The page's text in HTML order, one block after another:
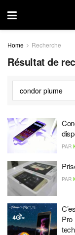
Home Recherche
Résultat de
PAR
PAR
Pro